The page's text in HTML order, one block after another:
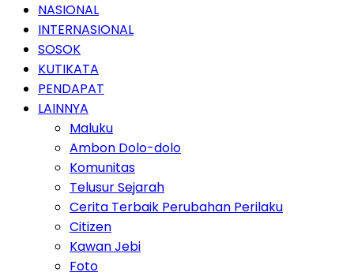
NASIONAL
INTERNASIONAL
SOSOK
KUTIKATA
PENDAPAT
LAINNYA
Maluku
Ambon Dolo-dolo
Komunitas
Telusur Sejarah
Cerita Terbaik Perubahan Perilaku
Citizen
Kawan Jebi
Foto